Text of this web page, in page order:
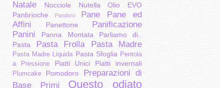
Natale Nocciole Nutella
Olio EVO
Panbrioche
Pandoro Pane
Pane ed
Affini
Panettone
Panificazione
Panini
Panna Montata
Parliamo di..
Pasta
Pasta Frolla Pasta Madre
Pasta Madre Liquida Pasta Sfoglia Pentola
a Pressione
Piatti Unici Piatti invernali
Plumcake Pomodoro
Preparazioni di
Base
Primi
Questo odiato